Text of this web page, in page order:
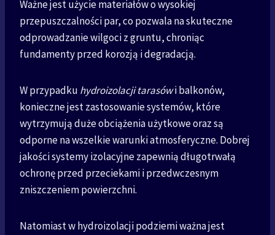
Ważne jest użycie materiałów o wysokiej
przepuszczalności par, co pozwala na skuteczne
odprowadzanie wilgoci z gruntu, chroniąc
fundamenty przed korozją i degradacją.
W przypadku hydroizolacji tarasówi balkonów,
konieczne jest zastosowanie systemów, które
wytrzymują duże obciążenia użytkowe oraz są
odporne na wszelkie warunki atmosferyczne. Dobrej
jakości systemy izolacyjne zapewnią długotrwałą
ochronę przed przeciekami i przedwczesnym
zniszczeniem powierzchni.
Natomiast w hydroizolacji podziemi ważna jest